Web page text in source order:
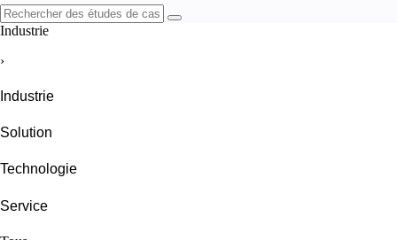
Industrie
›
Industrie
Solution
Technologie
Service